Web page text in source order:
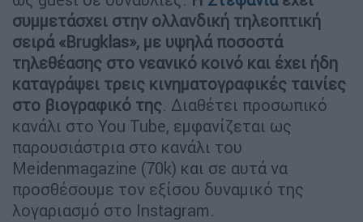
συμμετάσχει στην ολλανδική τηλεοπτική
σειρά «Brugklas», με υψηλά ποσοστά
τηλεθέασης στο νεανικό κοινό και έχει ήδη
καταγράψει τρεις κινηματογραφικές ταινίες
στο βιογραφικό της. Διαθέτει προσωπικό
κανάλι στο You Tube, εμφανίζεται ως
παρουσιάστρια στο κανάλι του
Meidenmagazine (70k) και σε αυτά να
προσθέσουμε τον εξίσου δυναμικό της
λογαριασμό στο Instagram.